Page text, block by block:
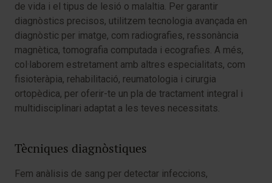
de vida i el tipus de lesió o malaltia. Per garantir
diagnòstics precisos, utilitzem tecnologia avançada en
diagnòstic per imatge, com radiografies, ressonància
magnètica, tomografia computada i ecografies. A més,
col·laborem estretament amb altres especialitats, com
fisioteràpia, rehabilitació, reumatologia i cirurgia
ortopèdica, per oferir-te un pla de tractament integral i
multidisciplinari adaptat a les teves necessitats.
Tècniques diagnòstiques
Fem anàlisis de sang per detectar infeccions,